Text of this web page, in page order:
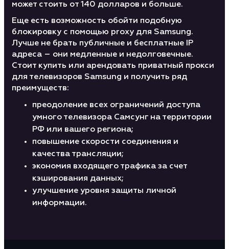
может стоить от 140 долларов и больше.
Еще есть возможность обойти подобную
блокировку с помощью proxy для Samsung.
Лучше не брать публичные и бесплатные IP
адреса – они медленные и недолговечные.
Стоит купить или арендовать приватный прокси
для телевизоров Samsung и получить ряд
преимуществ:
преодоление всех ограничений доступа
умного телевизора Самсунг на территории
РФ или вашего региона;
повышение скорости соединения и
качества трансляции;
экономия входящего трафика за счет
кэширования данных;
улучшение уровня защиты личной
информации.